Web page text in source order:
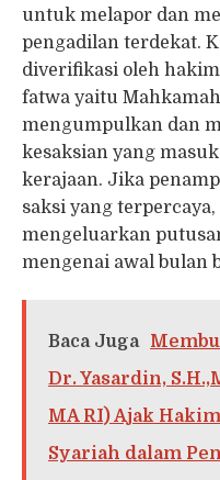
untuk melapor dan
pengadilan terdekat.
diverifikasi oleh
fatwa yaitu
mengumpulkan dan
kesaksian yang
kerajaan. Jika
saksi yang
mengeluarkan
mengenai awal bulan
Baca Juga
Dr. Yasardin,
MA RI) Ajak
Syariah dalam